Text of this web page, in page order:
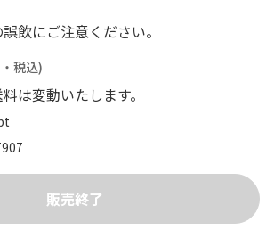
飲にご注意ください。
税込)
は変動いたします。